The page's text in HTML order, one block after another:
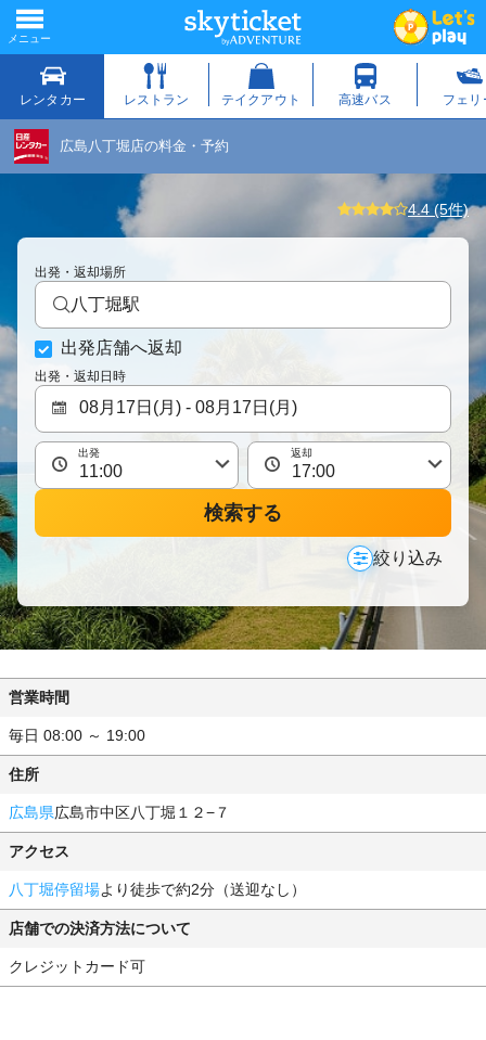
広島八丁堀店の料金・予約
4.4 (5件)
出発・返却場所
八丁堀駅
出発店舗へ返却
出発・返却日時
出発 返却
検索する
絞り込み
営業時間
毎日 08:00 ～ 19:00
住所
広島県広島市中区八丁堀１２−７
アクセス
八丁堀停留場より徒歩で約2分（送迎なし）
店舗での決済方法について
クレジットカード可